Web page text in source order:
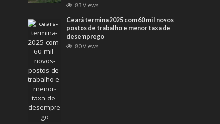
83 Views
Ceará termina 2025 com 60 mil novos
postos de trabalho e menor taxa de
desemprego
80 Views